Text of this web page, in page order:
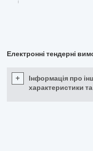
Електронні тендерні
+
Інформація про
характеристики